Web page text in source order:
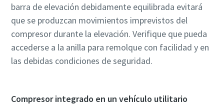
barra de elevación debidamente equilibrada evitará
que se produzcan movimientos imprevistos del
compresor durante la elevación. Verifique que pueda
accederse a la anilla para remolque con facilidad y en
las debidas condiciones de seguridad.
Compresor integrado en un vehículo utilitario